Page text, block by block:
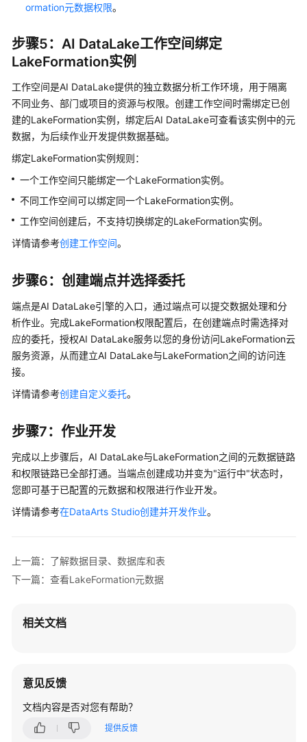
业
看
作
业
运
行
史
管
数
与
数
据
据
录、
据
库
和
LakeFormation
元
元
数
ormation元数据权限。
步骤5：AI DataLake工作空间绑定
LakeFormation实例
工作空间是AI DataLake提供的独立数据分析工作环境，用于隔离
不同业务、部门或项目的资源与权限。创建工作空间时需绑定已创
建的LakeFormation实例，绑定后AI DataLake可查看该实例中的元
数据，为后续作业开发提供数据基础。
绑定LakeFormation实例规则：
一个工作空间只能绑定一个LakeFormation实例。
不同工作空间可以绑定同一个LakeFormation实例。
工作空间创建后，不支持切换绑定的LakeFormation实例。
详情请参考创建工作空间。
步骤6：创建端点并选择委托
端点是AI DataLake引擎的入口，通过端点可以提交数据处理和分
析作业。完成LakeFormation权限配置后，在创建端点时需选择对
应的委托，授权AI DataLake服务以您的身份访问LakeFormation云
服务资源，从而建立AI DataLake与LakeFormation之间的访问连
接。
详情请参考创建自定义委托。
步骤7：作业开发
完成以上步骤后，AI DataLake与LakeFormation之间的元数据链路
和权限链路已全部打通。当端点创建成功并变为"运行中"状态时，
您即可基于已配置的元数据和权限进行作业开发。
详情请参考在DataArts Studio创建并开发作业。
上一篇：了解数据目录、数据库和表
下一篇：查看LakeFormation元数据
相关文档
意见反馈
文档内容是否对您有帮助？
提供反馈